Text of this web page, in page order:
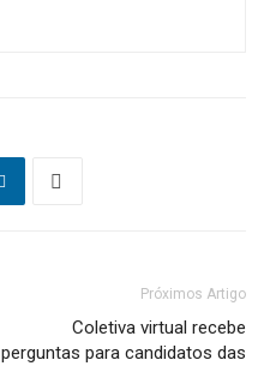
Próximos Artigo
Coletiva virtual recebe
perguntas para candidatos das